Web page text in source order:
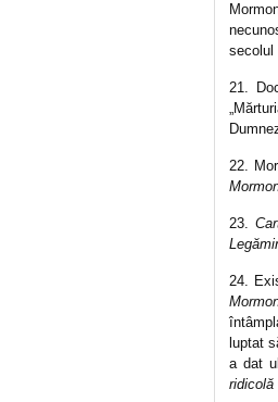
secolul
21.
22.
23.
24.
luptat
a dat
ridicolă